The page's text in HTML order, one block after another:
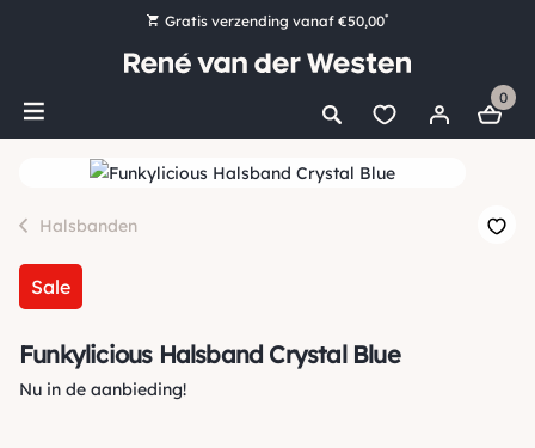
Gratis verzending vanaf €50,00*
Bestel nu, betaal later met Klarna
Ruim 16.000 artikelen op voorraad
0
Halsbanden
Sale
Funkylicious Halsband Crystal Blue
Nu in de aanbieding!